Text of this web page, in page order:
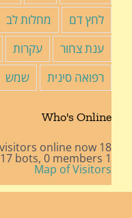
לחץ דם
מחלות לב
ענת צחור
עקרות
רפואה סינית
שמש
Who's Online
18 visitors online now
1 guests,
17 bots, 0 members
Map of Visitors